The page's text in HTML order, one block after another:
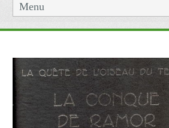
Menu